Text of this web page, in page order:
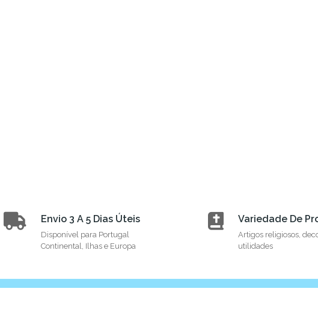
Envio 3 A 5 Dias Úteis
Disponível para Portugal
Continental, Ilhas e Europa
Variedade De
Artigos religiosos,
utilidades